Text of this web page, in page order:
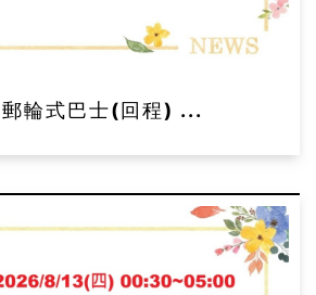
輪式巴士(回程) ...